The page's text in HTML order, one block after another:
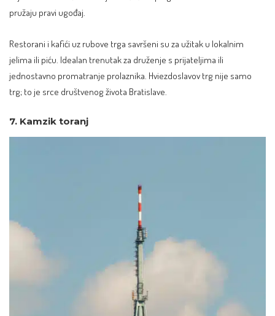
pružaju pravi ugođaj.
Restorani i kafići uz rubove trga savršeni su za užitak u lokalnim
jelima ili piću. Idealan trenutak za druženje s prijateljima ili
jednostavno promatranje prolaznika. Hviezdoslavov trg nije samo
trg; to je srce društvenog života Bratislave.
7. Kamzik toranj